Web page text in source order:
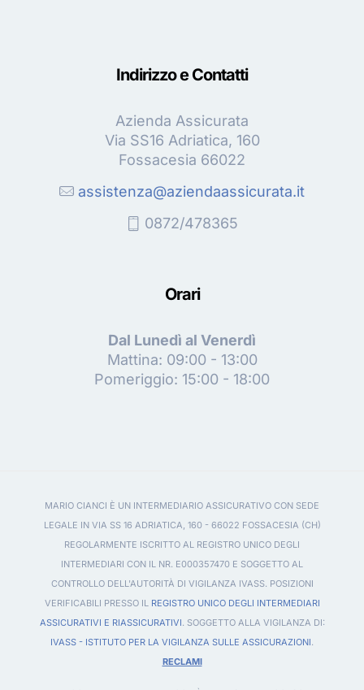
Indirizzo e Contatti
Azienda Assicurata
Via SS16 Adriatica, 160
Fossacesia 66022
assistenza@aziendaassicurata.it
0872/478365
Orari
Dal Lunedì al Venerdì
Mattina: 09:00 - 13:00
Pomeriggio: 15:00 - 18:00
MARIO CIANCI È UN INTERMEDIARIO ASSICURATIVO CON SEDE
LEGALE IN VIA SS 16 ADRIATICA, 160 - 66022 FOSSACESIA (CH)
REGOLARMENTE ISCRITTO AL REGISTRO UNICO DEGLI
INTERMEDIARI CON IL NR. E000357470 E SOGGETTO AL
CONTROLLO DELL'AUTORITÀ DI VIGILANZA IVASS. POSIZIONI
VERIFICABILI PRESSO IL REGISTRO UNICO DEGLI INTERMEDIARI
ASSICURATIVI E RIASSICURATIVI. SOGGETTO ALLA VIGILANZA DI:
IVASS - ISTITUTO PER LA VIGILANZA SULLE ASSICURAZIONI.
RECLAMI